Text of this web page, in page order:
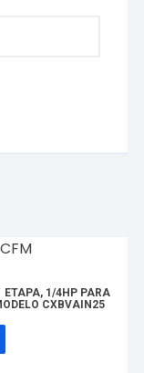
1/4HP PARA
CXBVAIN25